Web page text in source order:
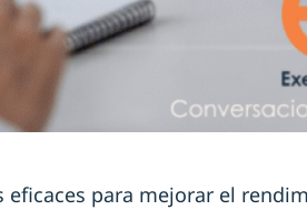
para mejorar el